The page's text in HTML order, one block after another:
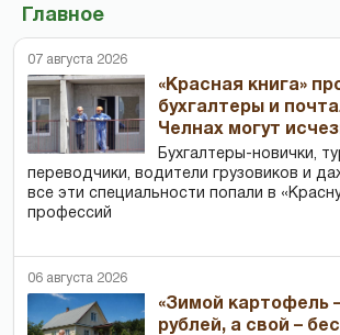
Главное
07 августа 2026
«Красная книга»
бухгалтеры и
Челнах могут
Бухгалтеры-новички,
переводчики, водители грузовиков и
все эти специальности попали в
профессий
06 августа 2026
«Зимой картофель
рублей, а свой –